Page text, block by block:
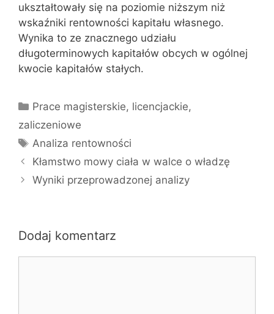
ukształtowały się na poziomie niższym niż
wskaźniki rentowności kapitału własnego.
Wynika to ze znacznego udziału
długoterminowych kapitałów obcych w ogólnej
kwocie kapitałów stałych.
Kategorie
Prace magisterskie, licencjackie,
zaliczeniowe
Tagi
Analiza rentowności
Kłamstwo mowy ciała w walce o władzę
Wyniki przeprowadzonej analizy
Dodaj komentarz